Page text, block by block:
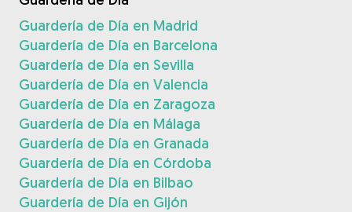
Guardería de Día en Madrid
Guardería de Día en Barcelona
Guardería de Día en Sevilla
Guardería de Día en Valencia
Guardería de Día en Zaragoza
Guardería de Día en Málaga
Guardería de Día en Granada
Guardería de Día en Córdoba
Guardería de Día en Bilbao
Guardería de Día en Gijón